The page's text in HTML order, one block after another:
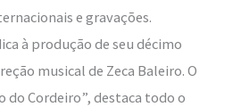
e gravações.
à produção de seu décimo
musical de Zeca Baleiro. O
do Cordeiro”, destaca todo o